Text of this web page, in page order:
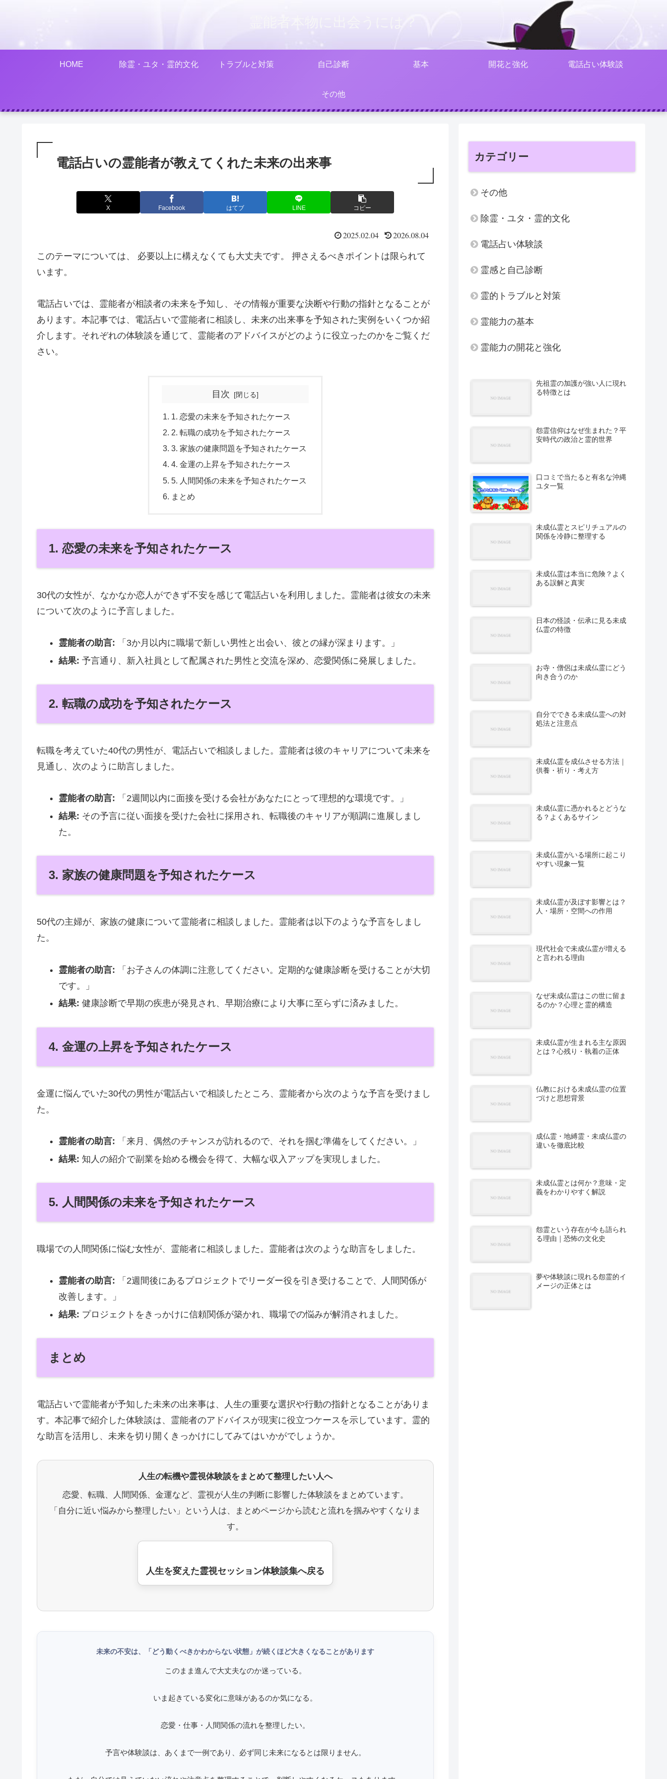
HOME 除霊・ユタ・霊的文化 トラブルと対策 自己診断 基本 開花と強化 電話占い体験談
その他
電話占いの霊能者が教えてくれた未来の出来事
X Facebook はてブ LINE コピー
2025.02.04 2026.08.04
このテーマについては、 必要以上に構えなくても大丈夫です。 押さえるべきポイントは限られて
います。
電話占いでは、霊能者が相談者の未来を予知し、その情報が重要な決断や行動の指針となることが
あります。本記事では、電話占いで霊能者に相談し、未来の出来事を予知された実例をいくつか紹
介します。それぞれの体験談を通じて、霊能者のアドバイスがどのように役立ったのかをご覧くだ
さい。
目次
1. 恋愛の未来を予知されたケース
2. 転職の成功を予知されたケース
3. 家族の健康問題を予知されたケース
4. 金運の上昇を予知されたケース
5. 人間関係の未来を予知されたケース
まとめ
1. 恋愛の未来を予知されたケース
30代の女性が、なかなか恋人ができず不安を感じて電話占いを利用しました。霊能者は彼女の未来
について次のように予言しました。
霊能者の助言: 「3か月以内に職場で新しい男性と出会い、彼との縁が深まります。」
結果: 予言通り、新入社員として配属された男性と交流を深め、恋愛関係に発展しました。
2. 転職の成功を予知されたケース
転職を考えていた40代の男性が、電話占いで相談しました。霊能者は彼のキャリアについて未来を
見通し、次のように助言しました。
霊能者の助言: 「2週間以内に面接を受ける会社があなたにとって理想的な環境です。」
結果: その予言に従い面接を受けた会社に採用され、転職後のキャリアが順調に進展しまし
た。
3. 家族の健康問題を予知されたケース
50代の主婦が、家族の健康について霊能者に相談しました。霊能者は以下のような予言をしまし
た。
霊能者の助言: 「お子さんの体調に注意してください。定期的な健康診断を受けることが大切
です。」
結果: 健康診断で早期の疾患が発見され、早期治療により大事に至らずに済みました。
4. 金運の上昇を予知されたケース
金運に悩んでいた30代の男性が電話占いで相談したところ、霊能者から次のような予言を受けまし
た。
霊能者の助言: 「来月、偶然のチャンスが訪れるので、それを掴む準備をしてください。」
結果: 知人の紹介で副業を始める機会を得て、大幅な収入アップを実現しました。
5. 人間関係の未来を予知されたケース
職場での人間関係に悩む女性が、霊能者に相談しました。霊能者は次のような助言をしました。
霊能者の助言: 「2週間後にあるプロジェクトでリーダー役を引き受けることで、人間関係が
改善します。」
結果: プロジェクトをきっかけに信頼関係が築かれ、職場での悩みが解消されました。
まとめ
電話占いで霊能者が予知した未来の出来事は、人生の重要な選択や行動の指針となることがありま
す。本記事で紹介した体験談は、霊能者のアドバイスが現実に役立つケースを示しています。霊的
な助言を活用し、未来を切り開くきっかけにしてみてはいかがでしょうか。
人生の転機や霊視体験談をまとめて整理したい人へ
恋愛、転職、人間関係、金運など、霊視が人生の判断に影響した体験談をまとめています。
「自分に近い悩みから整理したい」という人は、まとめページから読むと流れを掴みやすくなりま
す。
人生を変えた霊視セッション体験談集へ戻る
未来の不安は、「どう動くべきかわからない状態」が続くほど大きくなることがあります
このまま進んで大丈夫なのか迷っている。
いま起きている変化に意味があるのか気になる。
恋愛・仕事・人間関係の流れを整理したい。
予言や体験談は、あくまで一例であり、必ず同じ未来になるとは限りません。
カテゴリー
その他
除霊・ユタ・霊的文化
電話占い体験談
霊感と自己診断
霊的トラブルと対策
霊能力の基本
霊能力の開花と強化
先祖霊の加護が強い人に現れ
る特徴とは
怨霊信仰はなぜ生まれた？平
安時代の政治と霊的世界
口コミで当たると有名な沖縄
ユタ一覧
未成仏霊とスピリチュアルの
関係を冷静に整理する
未成仏霊は本当に危険？よく
ある誤解と真実
日本の怪談・伝承に見る未成
仏霊の特徴
お寺・僧侶は未成仏霊にどう
向き合うのか
自分でできる未成仏霊への対
処法と注意点
未成仏霊を成仏させる方法｜
供養・祈り・考え方
未成仏霊に憑かれるとどうな
る？よくあるサイン
未成仏霊がいる場所に起こり
やすい現象一覧
未成仏霊が及ぼす影響とは？
人・場所・空間への作用
現代社会で未成仏霊が増える
と言われる理由
なぜ未成仏霊はこの世に留ま
るのか？心理と霊的構造
未成仏霊が生まれる主な原因
とは？心残り・執着の正体
仏教における未成仏霊の位置
づけと思想背景
成仏霊・地縛霊・未成仏霊の
違いを徹底比較
未成仏霊とは何か？意味・定
義をわかりやすく解説
怨霊という存在が今も語られ
る理由｜恐怖の文化史
夢や体験談に現れる怨霊的イ
メージの正体とは